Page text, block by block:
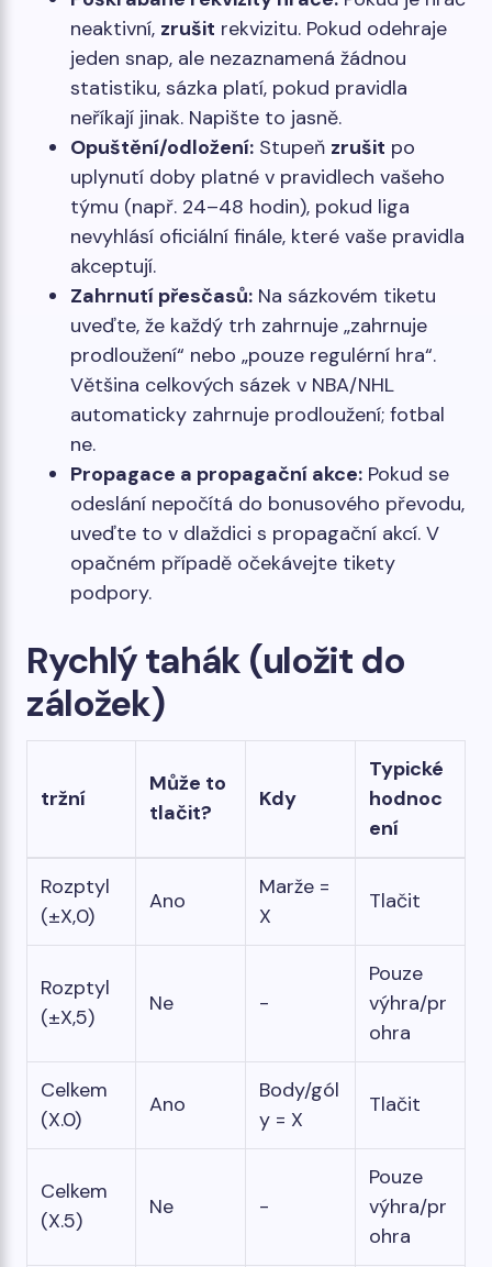
neaktivní, zrušit rekvizitu. Pokud odehraje
jeden snap, ale nezaznamená žádnou
statistiku, sázka platí, pokud pravidla
neříkají jinak. Napište to jasně.
Opuštění/odložení: Stupeň zrušit po
uplynutí doby platné v pravidlech vašeho
týmu (např. 24–48 hodin), pokud liga
nevyhlásí oficiální finále, které vaše pravidla
akceptují.
Zahrnutí přesčasů: Na sázkovém tiketu
uveďte, že každý trh zahrnuje „zahrnuje
prodloužení“ nebo „pouze regulérní hra“.
Většina celkových sázek v NBA/NHL
automaticky zahrnuje prodloužení; fotbal
ne.
Propagace a propagační akce: Pokud se
odeslání nepočítá do bonusového převodu,
uveďte to v dlaždici s propagační akcí. V
opačném případě očekávejte tikety
podpory.
Rychlý tahák (uložit do
záložek)
tržní
Může to
tlačit?
Kdy
Typické
hodnoc
ení
Rozptyl
(±X,0)
Ano
Marže =
X
Tlačit
Rozptyl
(±X,5)
Ne -
Pouze
výhra/pr
ohra
Celkem
(X.0)
Ano
Body/gól
y = X
Tlačit
Celkem
(X.5)
Ne -
Pouze
výhra/pr
ohra